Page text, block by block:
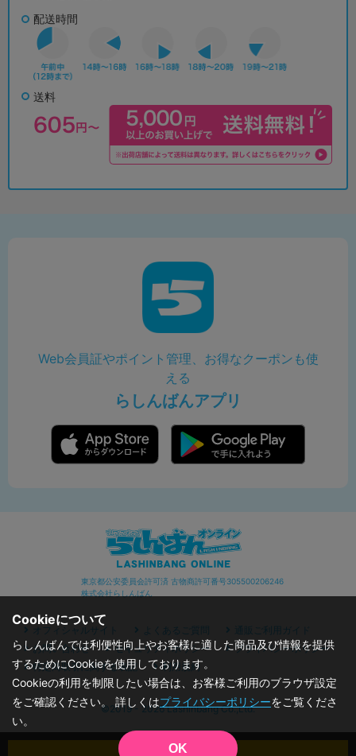
配送時間
送料
Web会員証やポイント管理、お得なクーポンも使
える
らしんばんアプリ
東京都公安委員会許可済 古物商許可番号305500206246
株式会社らしんばん
オフィシャルサイト よくあるご質問
通販ご利用ガイド
お問い合わせ
セキュリティポリシー
プライバシーポリシー
特定商取引に関する表記
利用規約
©2019 - 2026 Lashinbang Co.,Ltd.
Cookieについて
らしんばんでは利便性向上やお客様に適した商品及び情報を提供
するためにCookieを使用しております。
Cookieの利用を制限したい場合は、お客様ご利用のブラウザ設定
をご確認ください。 詳しくはプライバシーポリシーをご覧くださ
い。
OK